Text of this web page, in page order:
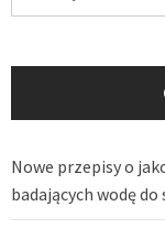
Nowe przepisy o
badających wodę